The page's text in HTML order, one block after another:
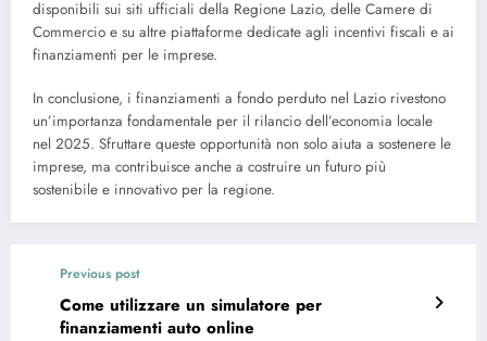
disponibili sui siti ufficiali della Regione Lazio, delle Camere di
Commercio e su altre piattaforme dedicate agli incentivi fiscali e ai
finanziamenti per le imprese.
In conclusione, i finanziamenti a fondo perduto nel Lazio rivestono
un’importanza fondamentale per il rilancio dell’economia locale
nel 2025. Sfruttare queste opportunità non solo aiuta a sostenere le
imprese, ma contribuisce anche a costruire un futuro più
sostenibile e innovativo per la regione.
Previous post
Come utilizzare un simulatore per
finanziamenti auto online